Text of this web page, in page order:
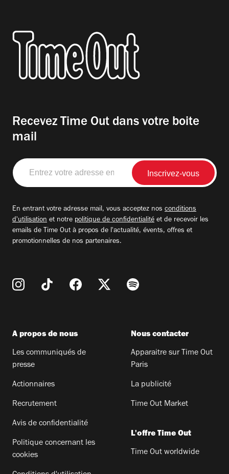
Recevez Time Out dans votre boite
mail
Entrez
votre
adresse
En entrant votre adresse mail, vous acceptez nos conditions
d'utilisation et notre politique de confidentialité et de recevoir les
emails de Time Out à propos de l'actualité, évents, offres et
promotionnelles de nos partenaires.
A propos de nous
Les communiqués de
presse
Actionnaires
Recrutement
Avis de confidentialité
Politique concernant les
cookies
Nous contacter
Apparaitre sur Time Out
Paris
La publicité
Time Out Market
L'offre Time Out
Time Out worldwide